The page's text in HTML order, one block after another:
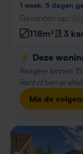
1 week, 5 dagen
Gevonden op:
118m² 3
⚡️ Deze
Reageer binnen
Rent.nl ben je
Mis de